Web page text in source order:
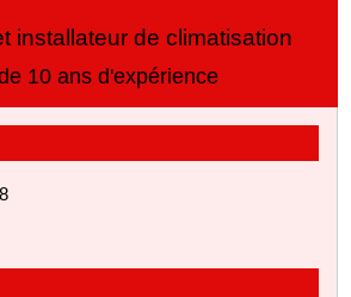
installateur de climatisation
10 ans d'expérience